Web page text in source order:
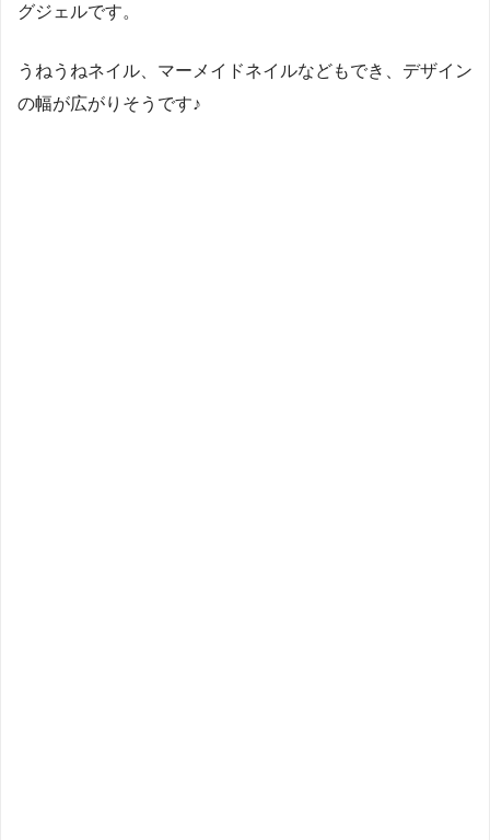
グジェルです。
うねうねネイル、マーメイドネイルなどもでき、デザイン
の幅が広がりそうです♪